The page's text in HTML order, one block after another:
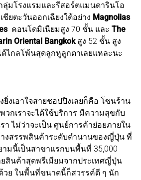
มโรงแรมและรีสอร์ตแมนดารินโอ
ชียตะวันออกเฉียงใต้อย่าง Magnolias
คอนโดมิเนียมสูง 70 ชั้น และ The
Oriental Bangkokสูง 52 ชั้น สูง
ไกลโพ้นสุดลูกหูลูกตาเลยแหละนะ
ยิ่งเอาใจสายชอปปิงเลยก็คือ โซนร้าน
กเราจะได้ใช้บริการ มีความสุขกับ
า ไม่ว่าจะเป็น ศูนย์การค้าย่อยภายใน
งสรรพสินค้าระดับตำนานของญี่ปุ่น ที่
มนี้เป็นสาขาแรกบนพื้นที่ 35,000
ยสินค้าสุดพรีเมียมจากประเทศญี่ปุ่น
วย ในพื้นที่ขนาดนี้ก็สวรรค์ดี ๆ นัก